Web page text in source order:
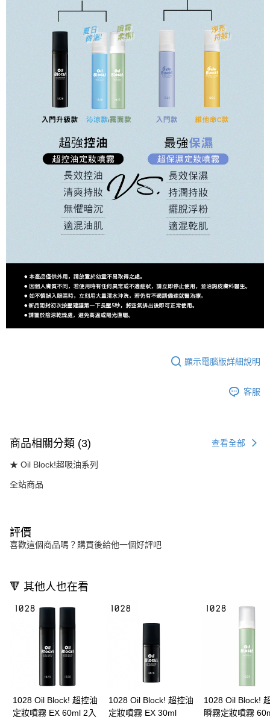
顯示電腦版詳細說明
客服
商品相關分類 (3) 查看全部
★ Oil Block!超吸油系列
全站商品
評價
喜歡這個商品嗎？購買後給他一個好評吧
🔻 其他人也在看
1028 Oil Block! 超控油
定妝噴霧 EX 60ml 2入
1028 Oil Block! 超控油
定妝噴霧 EX 30ml
1028 Oil Block!
瞬霧定妝噴霧